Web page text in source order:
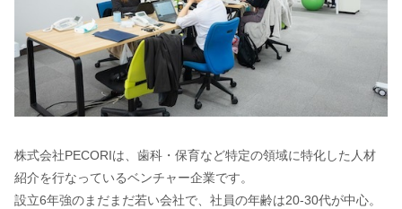
株式会社PECORIは、歯科・保育など特定の領域に特化した人材
紹介を行なっているベンチャー企業です。
設立6年強のまだまだ若い会社で、社員の年齢は20-30代が中心。